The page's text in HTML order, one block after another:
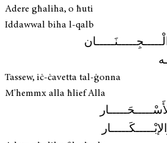
Adere għaliha, o ħuti
Iddawwal biha l-qalb
Tassew, iċ-ċavetta tal-ġonna
M'hemmx alla ħlief Alla